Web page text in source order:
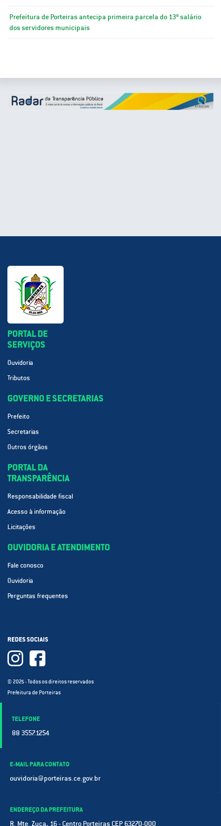
Prefeitura de Porteiras antecipa primeira parcela do 13º salário
dos servidores municipais
PORTAL DE
SERVIÇOS
Ouvidoria
Tributos
GOVERNO E SECRETARIAS
Prefeito
Secretarias
Outros órgãos
PORTAL DA
TRANSPARÊNCIA
Responsabilidade fiscal
Acesso à informação
Licitações
OUVIDORIA E ATENDIMENTO
Fale conosco
Ouvidoria
Perguntas frequentes
REDES SOCIAIS
© 2025 - Todos os direitos reservados
Prefeitura de Porteiras
TELEFONE
88 3557.1254
E-MAIL PARA CONTATO
ouvidoria@porteiras.ce.gov.br
ENDEREÇO DA PREFEITURA
R. Mte. Zuca, 16 - Centro Porteiras CEP 63270-000